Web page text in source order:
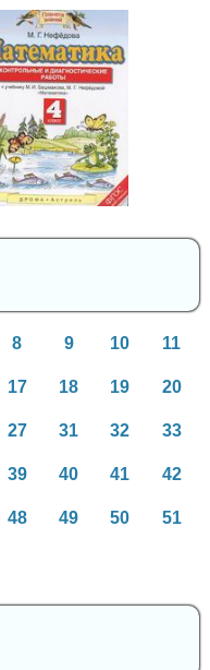
Математика
4 класс
8 9 10 11
17 18 19 20
27 31 32 33
39 40 41 42
48 49 50 51